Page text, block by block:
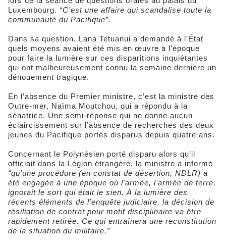
Luxembourg. “C’est une affaire qui scandalise toute la
communauté du Pacifique”.
Dans sa question, Lana Tetuanui a demandé à l’État
quels moyens avaient été mis en œuvre à l’époque
pour faire la lumière sur ces disparitions inquiétantes
qui ont malheureusement connu la semaine dernière un
dénouement tragique.
En l’absence du Premier ministre, c’est la ministre des
Outre-mer, Naïma Moutchou, qui a répondu à la
sénatrice. Une semi-réponse qui ne donne aucun
éclaircissement sur l’absence de recherches des deux
jeunes du Pacifique portés disparus depuis quatre ans.
Concernant le Polynésien porté disparu alors qu’il
officiait dans la Légion étrangère, la ministre a informé
“qu'une procédure (en constat de désertion, NDLR) a
été engagée à une époque où l'armée, l'armée de terre,
ignorait le sort qui était le sien. À la lumière des
récents éléments de l'enquête judiciaire, la décision de
résiliation de contrat pour motif disciplinaire va être
rapidement retirée. Ce qui entraînera une reconstitution
de la situation du militaire.”